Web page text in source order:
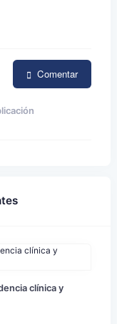
Comentar
clínica y